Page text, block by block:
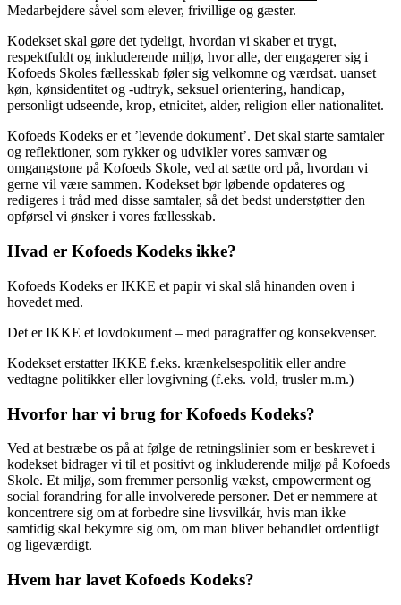
Medarbejdere såvel som elever, frivillige og gæster.
Kodekset skal gøre det tydeligt, hvordan vi skaber et trygt,
respektfuldt og inkluderende miljø, hvor alle, der engagerer sig i
Kofoeds Skoles fællesskab føler sig velkomne og værdsat. uanset
køn, kønsidentitet og -udtryk, seksuel orientering, handicap,
personligt udseende, krop, etnicitet, alder, religion eller nationalitet.
Kofoeds Kodeks er et ’levende dokument’. Det skal starte samtaler
og reflektioner, som rykker og udvikler vores samvær og
omgangstone på Kofoeds Skole, ved at sætte ord på, hvordan vi
gerne vil være sammen. Kodekset bør løbende opdateres og
redigeres i tråd med disse samtaler, så det bedst understøtter den
opførsel vi ønsker i vores fællesskab.
Hvad er Kofoeds Kodeks ikke?
Kofoeds Kodeks er IKKE et papir vi skal slå hinanden oven i
hovedet med.
Det er IKKE et lovdokument – med paragraffer og konsekvenser.
Kodekset erstatter IKKE f.eks. krænkelsespolitik eller andre
vedtagne politikker eller lovgivning (f.eks. vold, trusler m.m.)
Hvorfor har vi brug for Kofoeds Kodeks?
Ved at bestræbe os på at følge de retningslinier som er beskrevet i
kodekset bidrager vi til et positivt og inkluderende miljø på Kofoeds
Skole. Et miljø, som fremmer personlig vækst, empowerment og
social forandring for alle involverede personer. Det er nemmere at
koncentrere sig om at forbedre sine livsvilkår, hvis man ikke
samtidig skal bekymre sig om, om man bliver behandlet ordentligt
og ligeværdigt.
Hvem har lavet Kofoeds Kodeks?